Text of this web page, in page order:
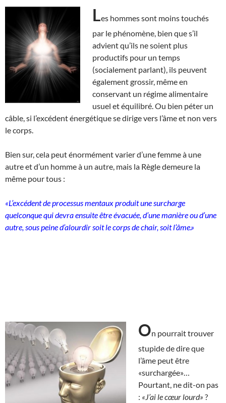
Les hommes sont moins touchés
par le phénomène, bien que s’il
advient qu’ils ne soient plus
productifs pour un temps
(socialement parlant), ils peuvent
également grossir, même en
conservant un régime alimentaire
usuel et équilibré. Ou bien péter un
câble, si l’excédent énergétique se dirige vers l’âme et non vers
le corps.
Bien sur, cela peut énormément varier d’une femme à une
autre et d’un homme à un autre, mais la Règle demeure la
même pour tous :
«L’excédent de processus mentaux produit une surcharge
quelconque qui devra ensuite être évacuée, d’une manière ou d’une
autre, sous peine d’alourdir soit le corps de chair, soit l’âme.»
On pourrait trouver
stupide de dire que
l’âme peut être
«surchargée»…
Pourtant, ne dit-on pas
: «J’ai le cœur lourd» ?